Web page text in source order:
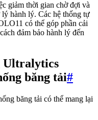
giảm thời gian chờ đợi và
hành lý. Các hệ thống tự
có thể góp phần cải
đảm bảo hành lý đến
Ultralytics
băng tải#
băng tải có thể mang lại